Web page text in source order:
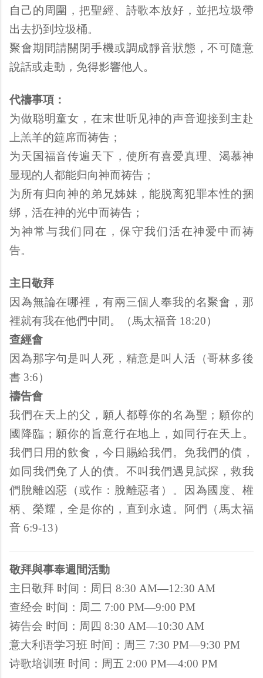
自己的周圍，把聖經、詩歌本放好，並把垃圾帶
出去扔到垃圾桶。
聚會期間請關閉手機或調成靜音狀態，不可隨意
說話或走動，免得影響他人。
代禱事項：
为做聪明童女，在末世听见神的声音迎接到主赴
上羔羊的筵席而祷告；
为天国福音传遍天下，使所有喜爱真理、渴慕神
显现的人都能归向神而祷告；
为所有归向神的弟兄姊妹，能脱离犯罪本性的捆
绑，活在神的光中而祷告；
为神常与我们同在，保守我们活在神爱中而祷
告。
主日敬拜
因為無論在哪裡，有兩三個人奉我的名聚會，那
裡就有我在他們中間。（馬太福音 18:20）
查經會
因為那字句是叫人死，精意是叫人活（哥林多後
書 3:6）
禱告會
我們在天上的父，願人都尊你的名為聖；願你的
國降臨；願你的旨意行在地上，如同行在天上。
我們日用的飲食，今日賜給我們。免我們的債，
如同我們免了人的債。不叫我們遇見試探，救我
們脫離凶惡（或作：脫離惡者）。因為國度、權
柄、榮耀，全是你的，直到永遠。阿們（馬太福
音 6:9-13）
敬拜與事奉週間活動
主日敬拜 时间：周日 8:30 AM—12:30 AM
查经会 时间：周二 7:00 PM—9:00 PM
祷告会 时间：周四 8:30 AM—10:30 AM
意大利语学习班 时间：周三 7:30 PM—9:30 PM
诗歌培训班 时间：周五 2:00 PM—4:00 PM